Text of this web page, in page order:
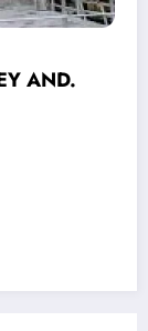
AND.